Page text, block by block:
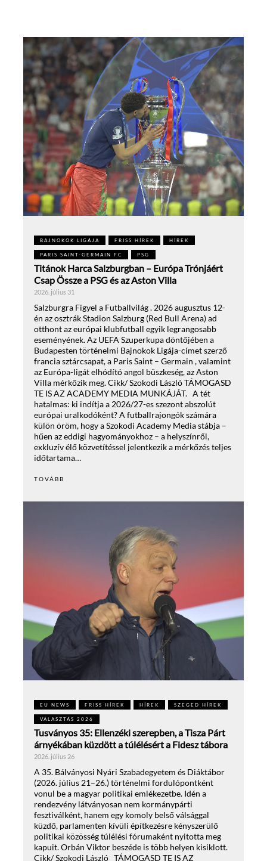
BAJNOKOK LIGÁJA FRISS HÍREK HÍREK
PARIS SAINT-GERMAIN FC PSG
Titánok Harca Salzburgban – Európa Trónjáért
Csap Össze a PSG és az Aston Villa
2026. július 31
Salzburgra Figyel a Futballvilág . 2026 augusztus 12-
én az osztrák Stadion Salzburg (Red Bull Arena) ad
otthont az európai klubfutball egyik legrangosabb
eseményének. Az UEFA Szuperkupa döntőjében a
Budapesten történelmi Bajnokok Ligája-címet szerző
francia sztárcsapat, a Paris Saint – Germain , valamint
az Európa-ligát elhódító angol büszkeség, az Aston
Villa mérkőzik meg. Cikk/ Szokodi László TÁMOGASD
TE IS AZ ACADEMY MEDIA MUNKÁJÁT. A tét
hatalmas: ki indítja a 2026/27-es szezont abszolút
európai uralkodóként? A futballrajongók számára
külön öröm, hogy a Szokodi Academy Media stábja –
hűen az eddigi hagyományokhoz – a helyszínről,
exkluzív élő közvetítéssel jelentkezik a mérkőzés teljes
időtartama…
TOVÁBB
EU NEWS FRISS HÍREK HÍREK SZEGED HÍREK
VÁLASZTÁS 2026
Tusványos 35: Ellenzéki szerepben, a Tisza Párt
árnyékában küzdött a túlélésért a Fidesz tábora
2026. július 26
A 35. Bálványosi Nyári Szabadegyetem és Diáktábor
(2026. július 21–26.) történelmi fordulópontként
vonul be a magyar politikai emlékezetbe. Idén a
rendezvény látványosan nem kormánypárti
fesztiválként, hanem egy komoly belső válsággal
küzdő, parlamenten kívüli építkezésre kényszerülő
politikai közösség túlélési fórumaként nyitotta meg
kapuit. Orbán Viktor beszéde is több helyen kisiklott.
Cikk/ Szokodi László TÁMOGASD TE IS AZ